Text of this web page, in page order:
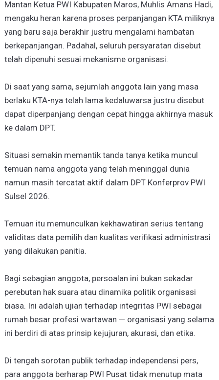
Mantan Ketua PWI Kabupaten Maros, Muhlis Amans Hadi,
mengaku heran karena proses perpanjangan KTA miliknya
yang baru saja berakhir justru mengalami hambatan
berkepanjangan. Padahal, seluruh persyaratan disebut
telah dipenuhi sesuai mekanisme organisasi.
Di saat yang sama, sejumlah anggota lain yang masa
berlaku KTA-nya telah lama kedaluwarsa justru disebut
dapat diperpanjang dengan cepat hingga akhirnya masuk
ke dalam DPT.
Situasi semakin memantik tanda tanya ketika muncul
temuan nama anggota yang telah meninggal dunia
namun masih tercatat aktif dalam DPT Konferprov PWI
Sulsel 2026.
Temuan itu memunculkan kekhawatiran serius tentang
validitas data pemilih dan kualitas verifikasi administrasi
yang dilakukan panitia.
Bagi sebagian anggota, persoalan ini bukan sekadar
perebutan hak suara atau dinamika politik organisasi
biasa. Ini adalah ujian terhadap integritas PWI sebagai
rumah besar profesi wartawan — organisasi yang selama
ini berdiri di atas prinsip kejujuran, akurasi, dan etika.
Di tengah sorotan publik terhadap independensi pers,
para anggota berharap PWI Pusat tidak menutup mata